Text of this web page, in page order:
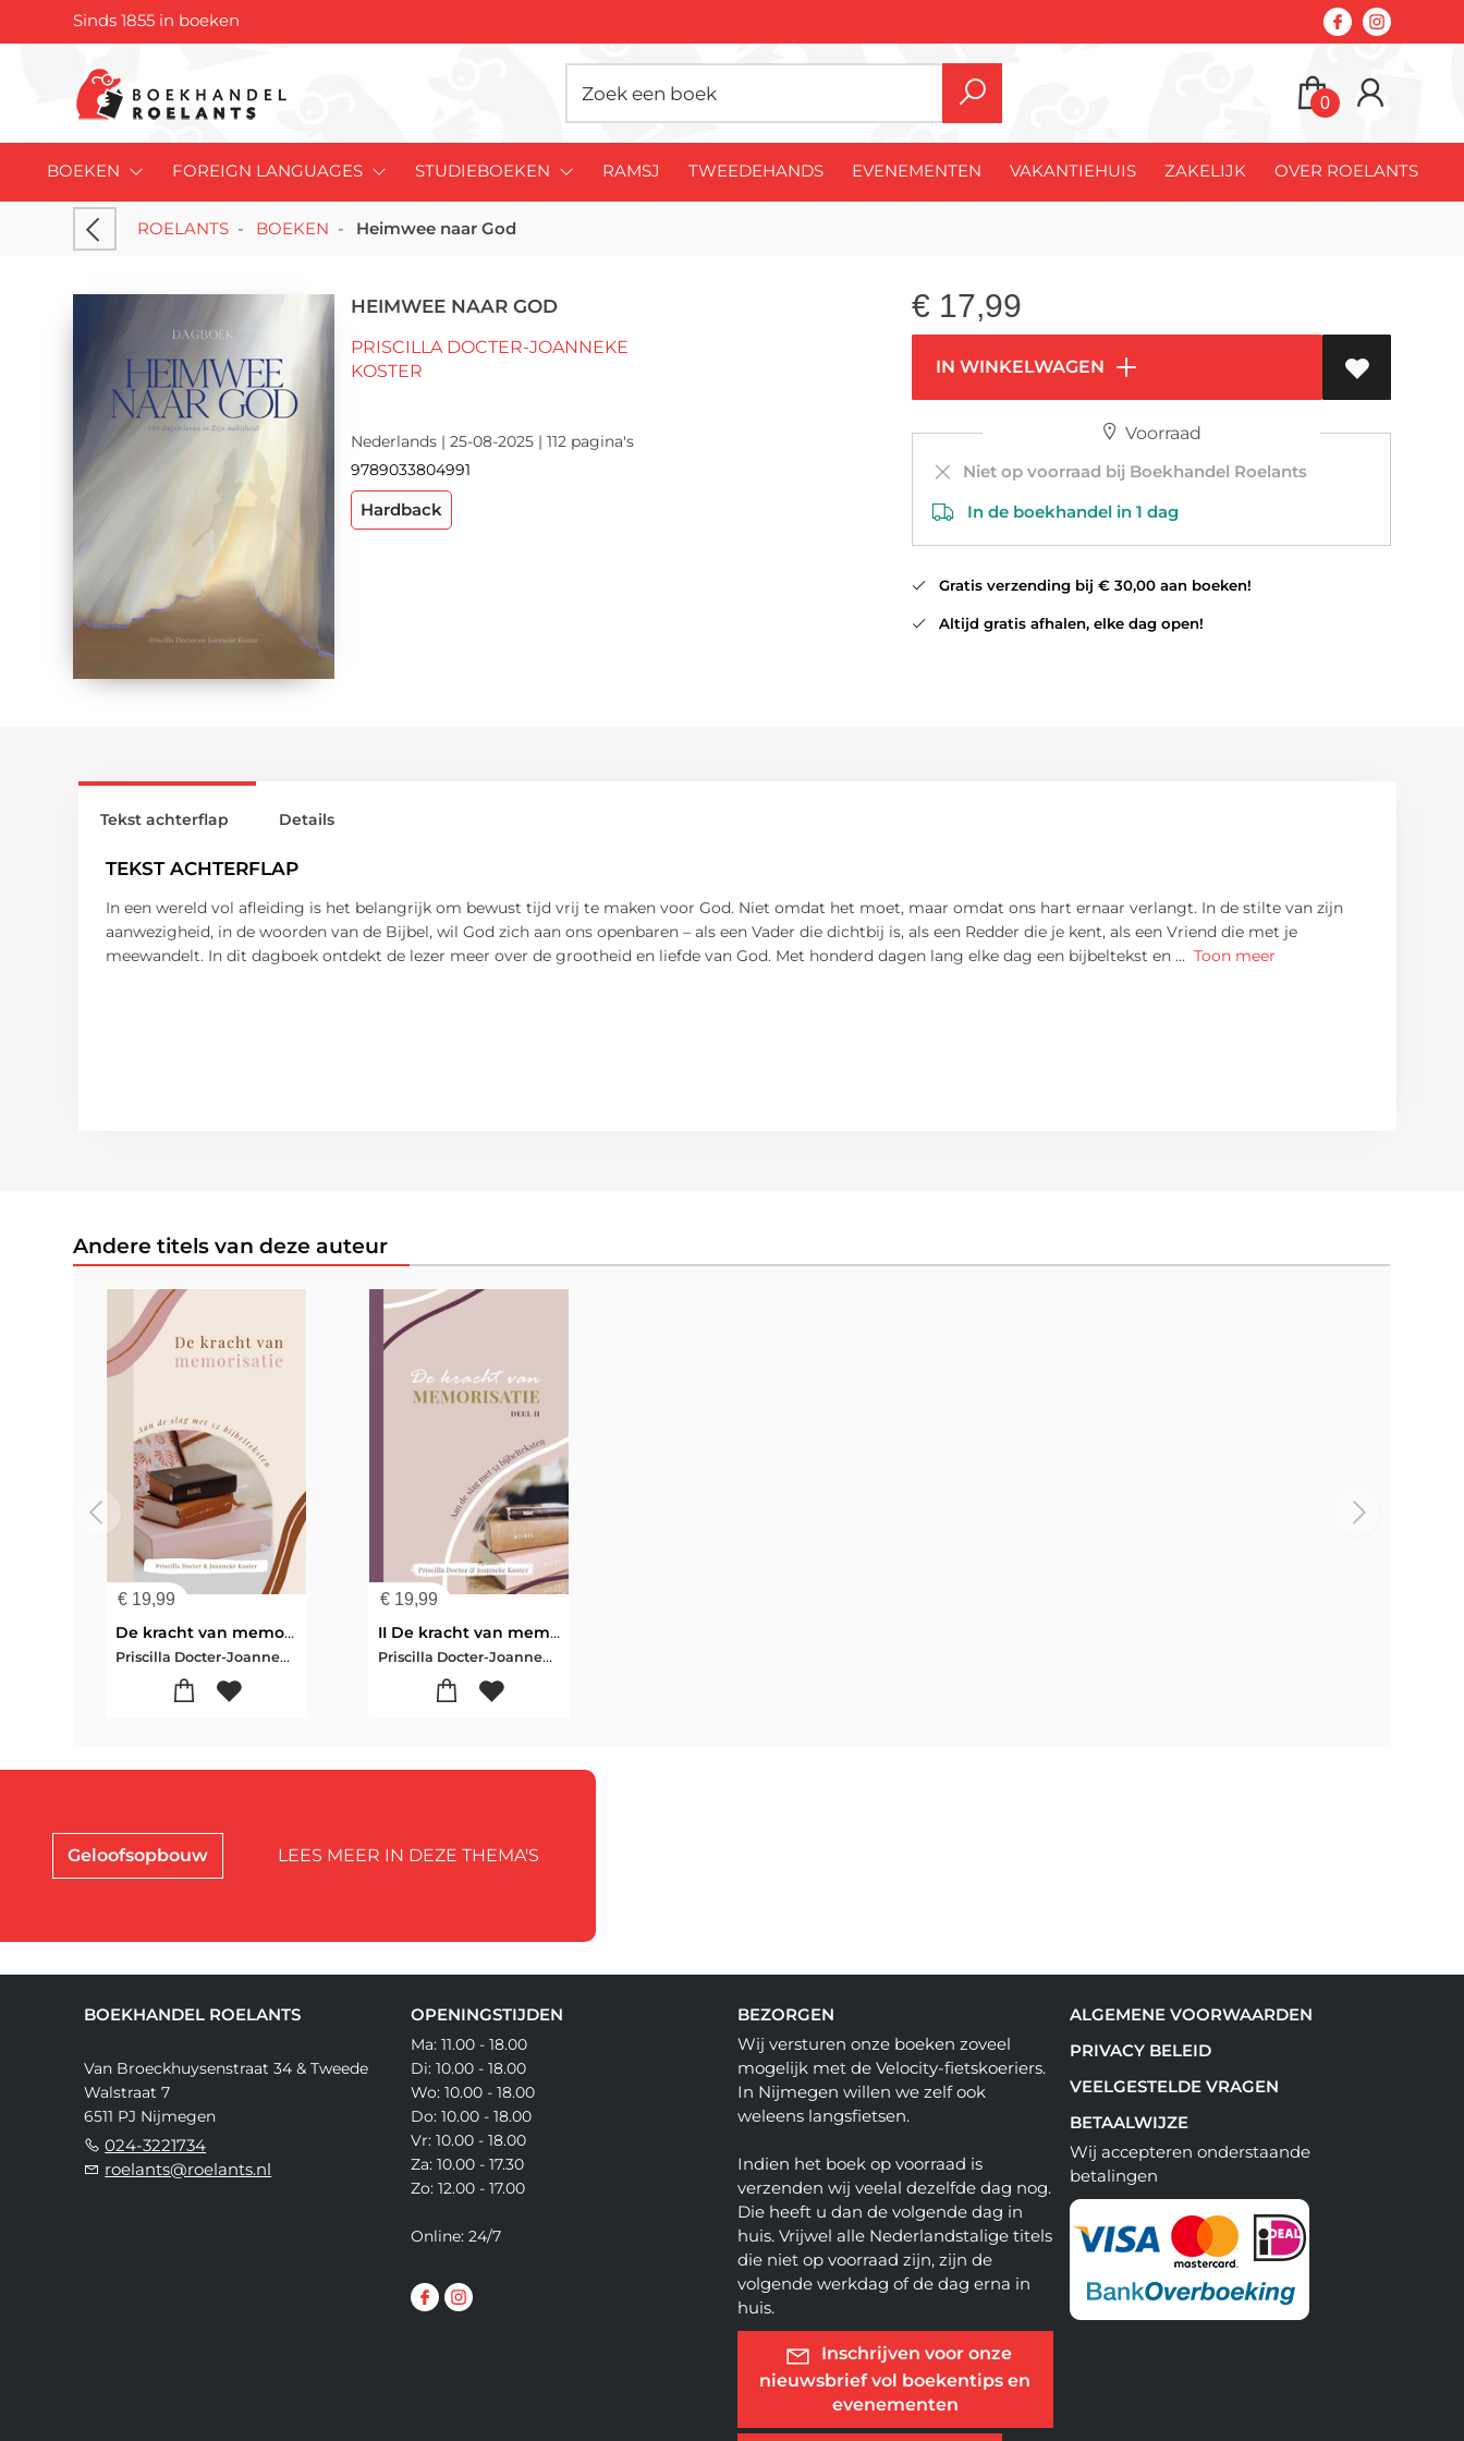
Sinds 1855 in boeken
0
BOEKEN FOREIGN LANGUAGES STUDIEBOEKEN RAMSJ TWEEDEHANDS EVENEMENTEN VAKANTIEHUIS ZAKELIJK OVER ROELANTS
ROELANTS - BOEKEN - Heimwee naar God
HEIMWEE NAAR GOD
PRISCILLA DOCTER-JOANNEKE
KOSTER
Nederlands | 25-08-2025 | 112 pagina's
9789033804991
Hardback
€ 17,99
IN WINKELWAGEN
Voorraad
Niet op voorraad bij Boekhandel Roelants
In de boekhandel in 1 dag
Gratis verzending bij € 30,00 aan boeken!
Altijd gratis afhalen, elke dag open!
Tekst achterflap
TEKST ACHTERFLAP
In een wereld vol afleiding is het belangrijk om bewust tijd vrij te maken voor God. Niet omdat het moet, maar omdat ons hart ernaar verlangt. In de stilte van zijn
aanwezigheid, in de woorden van de Bijbel, wil God zich aan ons openbaren – als een Vader die dichtbij is, als een Redder die je kent, als een Vriend die met je
meewandelt. In dit dagboek ontdekt de lezer meer over de grootheid en liefde van God. Met honderd dagen lang elke dag een bijbeltekst en... Toon meer
Details
Andere titels van deze auteur
€ 19,99
De kracht van memorisatie
Priscilla Docter-Joanneke Koster
€ 19,99
II De kracht van memorisatie
Priscilla Docter-Joanneke Koster
Geloofsopbouw LEES MEER IN DEZE THEMA'S
BOEKHANDEL ROELANTS
Van Broeckhuysenstraat 34 & Tweede
Walstraat 7
6511 PJ Nijmegen
024-3221734
roelants@roelants.nl
OPENINGSTIJDEN
Ma: 11.00 - 18.00
Di: 10.00 - 18.00
Wo: 10.00 - 18.00
Do: 10.00 - 18.00
Vr: 10.00 - 18.00
Za: 10.00 - 17.30
Zo: 12.00 - 17.00
Online: 24/7
BEZORGEN
Wij versturen onze boeken zoveel
mogelijk met de Velocity-fietskoeriers.
In Nijmegen willen we zelf ook
weleens langsfietsen.
Indien het boek op voorraad is
verzenden wij veelal dezelfde dag nog.
Die heeft u dan de volgende dag in
huis. Vrijwel alle Nederlandstalige titels
die niet op voorraad zijn, zijn de
volgende werkdag of de dag erna in
huis.
Inschrijven voor onze
nieuwsbrief vol boekentips en
evenementen
ALGEMENE VOORWAARDEN
PRIVACY BELEID
VEELGESTELDE VRAGEN
BETAALWIJZE
Wij accepteren onderstaande
betalingen